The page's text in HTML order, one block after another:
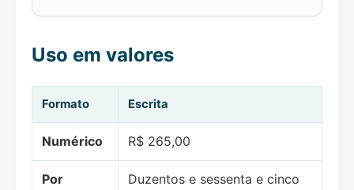
Uso em valores
Formato Escrita
Numérico R$ 265,00
Por
Duzentos e sessenta e cinco